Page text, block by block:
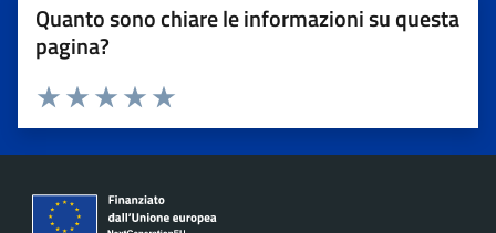
Quanto sono chiare le informazioni su questa
pagina?
Valuta 5 stelle su 5
Valuta 4 stelle su 5
Valuta 3 stelle su 5
Valuta 2 stelle su 5
Valuta 1 stelle su 5